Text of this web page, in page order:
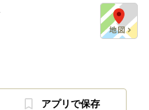
アプリで保存